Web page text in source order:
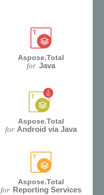
Aspose.Total
for Java
Aspose.Total
for Android via Java
Aspose.Total
for Reporting Services